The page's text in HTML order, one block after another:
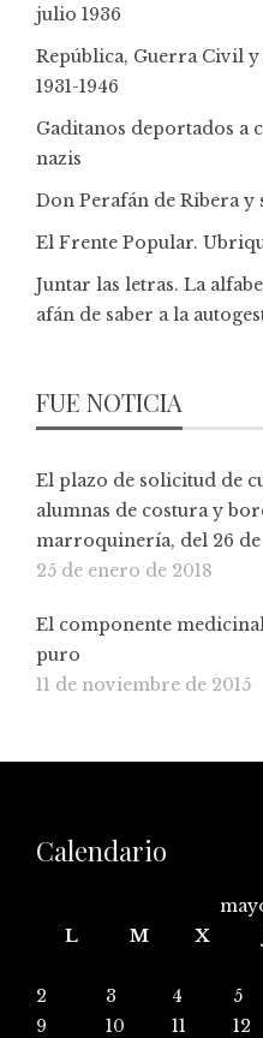
julio 1936
República, Guerra Civil
1931-1946
Gaditanos deportados a
nazis
Don Perafán de Ribera y
El Frente Popular.
Juntar las letras. La
afán de saber a la
FUE NOTICIA
El plazo de solicitud de
alumnas de costura y
marroquinería, del 26
25 de enero de 2018
El componente
puro
11 de noviembre de 2015
Calendario
L
M X
2
3 4 5
9
10 11 12